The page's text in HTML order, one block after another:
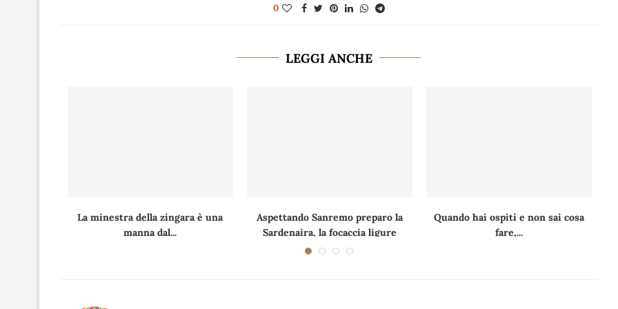
0
LEGGI ANCHE
La minestra della zingara è una
manna dal...
Aspettando Sanremo preparo la
Sardenaira, la focaccia ligure
Quando hai ospiti e non sai cosa
fare,...